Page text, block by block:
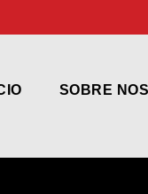
SOBRE